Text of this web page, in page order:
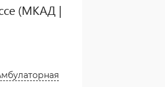
(МКАД |